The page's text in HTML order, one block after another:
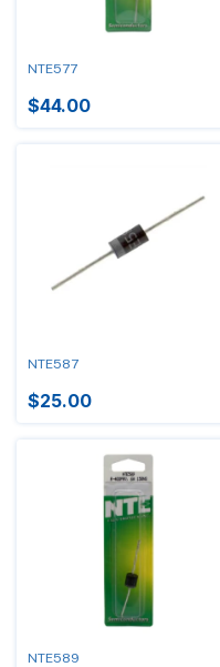
NTE577
$44.00
NTE587
$25.00
NTE589